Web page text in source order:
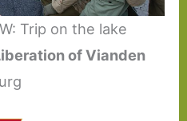
Trip on the lake
of Vianden